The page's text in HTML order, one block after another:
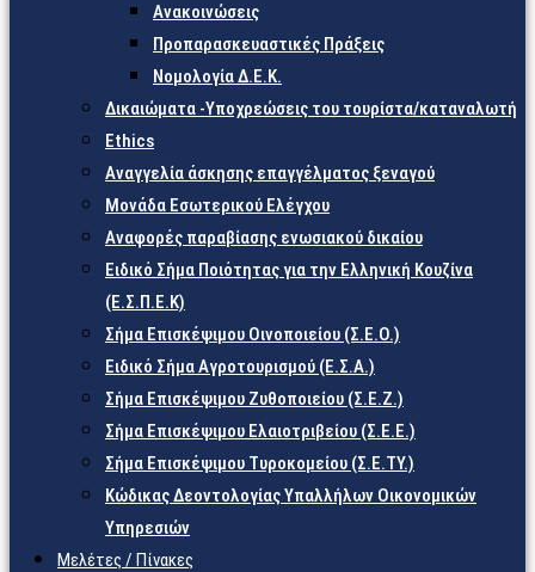
Ανακοινώσεις
Προπαρασκευαστικές Πράξεις
Νομολογία Δ.Ε.Κ.
Δικαιώματα -Υποχρεώσεις του τουρίστα/καταναλωτή
Ethics
Αναγγελία άσκησης επαγγέλματος ξεναγού
Μονάδα Εσωτερικού Ελέγχου
Αναφορές παραβίασης ενωσιακού δικαίου
Ειδικό Σήμα Ποιότητας για την Ελληνική Κουζίνα
(Ε.Σ.Π.Ε.Κ)
Σήμα Επισκέψιμου Οινοποιείου (Σ.Ε.Ο.)
Ειδικό Σήμα Αγροτουρισμού (Ε.Σ.Α.)
Σήμα Επισκέψιμου Ζυθοποιείου (Σ.Ε.Ζ.)
Σήμα Επισκέψιμου Ελαιοτριβείου (Σ.Ε.Ε.)
Σήμα Επισκέψιμου Τυροκομείου (Σ.Ε.TY.)
Κώδικας Δεοντολογίας Υπαλλήλων Οικονομικών
Υπηρεσιών
Μελέτες / Πίνακες